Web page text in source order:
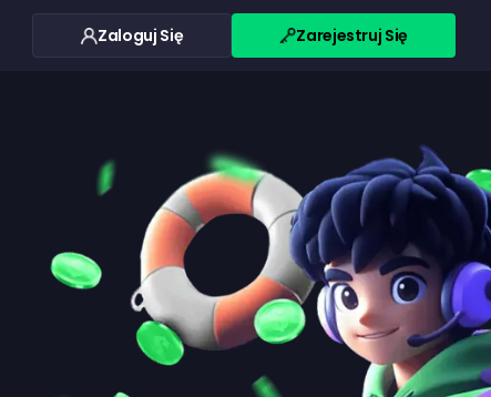
Zaloguj Się Zarejestruj Się